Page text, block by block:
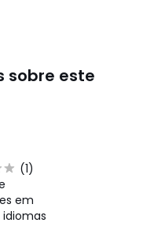
sobre este
(1)
em